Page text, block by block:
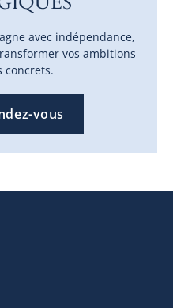
avec indépendance,
vos ambitions
concrets.
vous